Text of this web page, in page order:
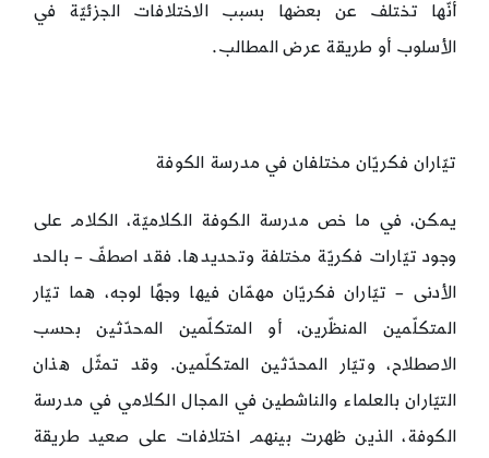
أنّها تختلف عن بعضها بسبب الاختلافات الجزئيّة في
الأسلوب أو طريقة عرض المطالب.
تيّاران فكريّان مختلفان في مدرسة الكوفة
يمكن، في ما خص مدرسة الكوفة الكلاميّة، الكلام على
وجود تيّارات فكريّة مختلفة وتحديدها. فقد اصطفّ – بالحد
الأدنى – تيّاران فكريّان مهمّان فيها وجهًا لوجه، هما تيّار
المتكلّمين المنظّرين، أو المتكلّمين المحدّثين بحسب
الاصطلاح، وتيّار المحدّثين المتكلّمين. وقد تمثّل هذان
التيّاران بالعلماء والناشطين في المجال الكلامي في مدرسة
الكوفة، الذين ظهرت بينهم اختلافات على صعيد طريقة